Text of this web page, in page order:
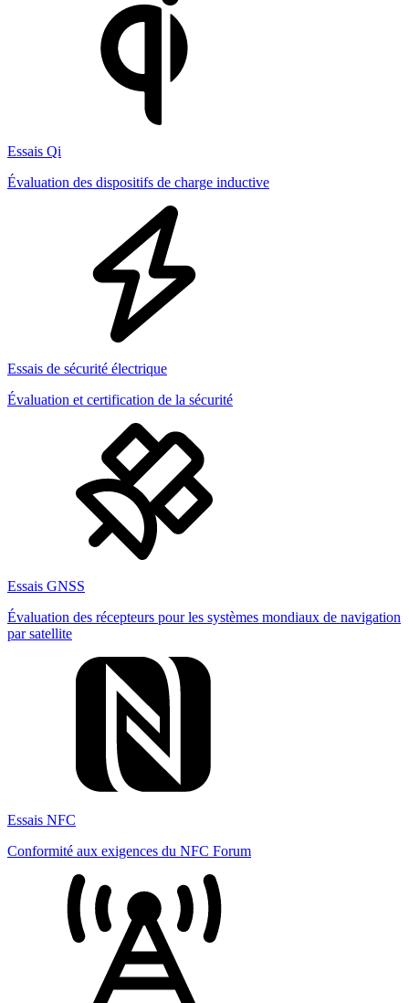
Essais Qi
Évaluation des dispositifs de charge inductive
Essais de sécurité électrique
Évaluation et certification de la sécurité
Essais GNSS
Évaluation des récepteurs pour les systèmes mondiaux de navigation
par satellite
Essais NFC
Conformité aux exigences du NFC Forum